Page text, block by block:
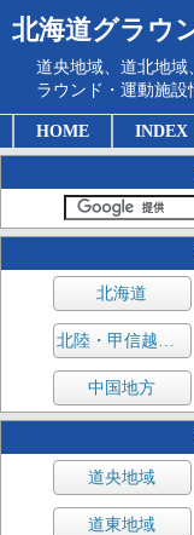
北海道グラウ
道央地域、道北地
ラウンド・運動施設
HOME INDEX
北海道
北陸・甲信越地方
中国地方
道央地域
道東地域